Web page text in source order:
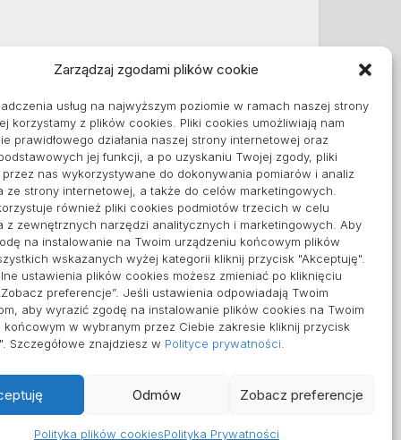
Zarządzaj zgodami plików cookie
usług na najwyższym poziomie w ramach naszej strony
korzystamy z plików cookies. Pliki cookies umożliwiają nam
prawidłowego działania naszej strony internetowej oraz
jej funkcji, a po uzyskaniu Twojej zgody, pliki
nas wykorzystywane do dokonywania pomiarów i analiz
ze strony internetowej, a także do celów marketingowych.
również pliki cookies podmiotów trzecich w celu
z zewnętrznych narzędzi analitycznych i marketingowych. Aby
na instalowanie na Twoim urządzeniu końcowym plików
wskazanych wyżej kategorii kliknij przycisk "Akceptuję".
ustawienia plików cookies możesz zmieniać po kliknięciu
preferencje”. Jeśli ustawienia odpowiadają Twoim
aby wyrazić zgodę na instalowanie plików cookies na Twoim
końcowym w wybranym przez Ciebie zakresie kliknij przycisk
Szczegółowe znajdziesz w Polityce prywatności
Odmów Zobacz preferencje
Polityka plików cookiesPolityka Prywatności
Informacje
Polityka plików cookies (EU)
Polityka prywatności